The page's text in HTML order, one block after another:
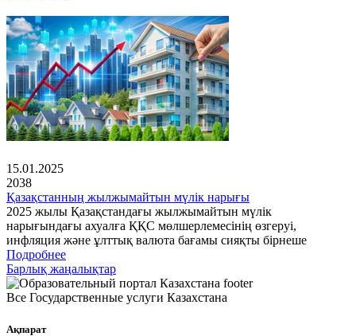
15.01.2025
2038
Қазақстанның жылжымайтын мүлік нарығы
2025 жылы Қазақстандағы жылжымайтын мүлік
нарығындағы ахуалға ҚҚС мөлшерлемесінің өзгеруі,
инфляция және ұлттық валюта бағамы сияқты бірнеше
Подробнее
Барлық жаңалықтар
Все Государственные услуги Казахстана
Ақпарат